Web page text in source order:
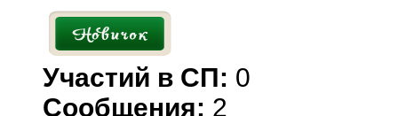
Участий в СП: 0
Сообщения: 2